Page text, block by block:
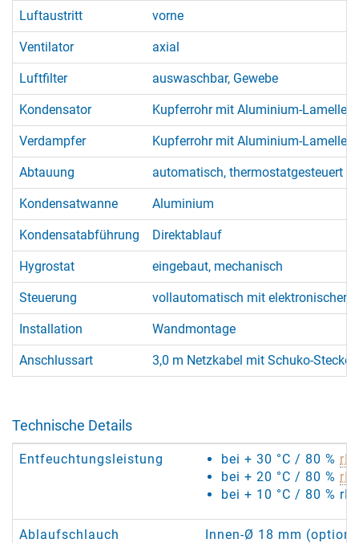
Luftaustritt vorne
Ventilator axial
Luftfilter auswaschbar, Gewebe
Kondensator Kupferrohr mit Aluminium-Lamellen
Verdampfer Kupferrohr mit Aluminium-Lamellen
Abtauung automatisch, thermostatgesteuert
Kondensatwanne Aluminium
Kondensatabführung Direktablauf
Hygrostat eingebaut, mechanisch
Steuerung vollautomatisch mit elektronischer
Installation Wandmontage
Anschlussart 3,0 m Netzkabel mit Schuko-Stecker
Technische Details
Entfeuchtungsleistung bei + 30 °C / 80 % rF
bei + 20 °C / 80 % rF
bei + 10 °C / 80 %
Ablaufschlauch Innen-Ø 18 mm